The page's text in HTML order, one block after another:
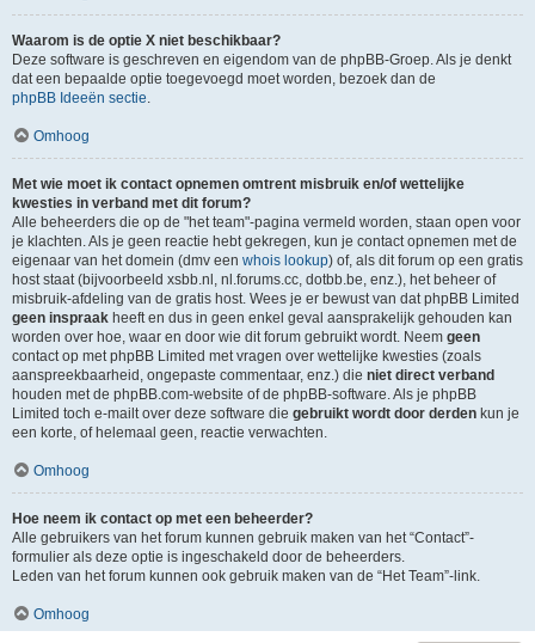
Waarom is de optie X niet beschikbaar?
Deze software is geschreven en eigendom van de phpBB-Groep. Als je denkt
dat een bepaalde optie toegevoegd moet worden, bezoek dan de
phpBB Ideeën sectie.
Omhoog
Met wie moet ik contact opnemen omtrent misbruik en/of wettelijke
kwesties in verband met dit forum?
Alle beheerders die op de "het team"-pagina vermeld worden, staan open voor
je klachten. Als je geen reactie hebt gekregen, kun je contact opnemen met de
eigenaar van het domein (dmv een whois lookup) of, als dit forum op een gratis
host staat (bijvoorbeeld xsbb.nl, nl.forums.cc, dotbb.be, enz.), het beheer of
misbruik-afdeling van de gratis host. Wees je er bewust van dat phpBB Limited
geen inspraak heeft en dus in geen enkel geval aansprakelijk gehouden kan
worden over hoe, waar en door wie dit forum gebruikt wordt. Neem geen
contact op met phpBB Limited met vragen over wettelijke kwesties (zoals
aanspreekbaarheid, ongepaste commentaar, enz.) die niet direct verband
houden met de phpBB.com-website of de phpBB-software. Als je phpBB
Limited toch e-mailt over deze software die gebruikt wordt door derden kun je
een korte, of helemaal geen, reactie verwachten.
Omhoog
Hoe neem ik contact op met een beheerder?
Alle gebruikers van het forum kunnen gebruik maken van het “Contact”-
formulier als deze optie is ingeschakeld door de beheerders.
Leden van het forum kunnen ook gebruik maken van de “Het Team”-link.
Omhoog